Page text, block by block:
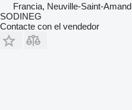
Francia, Neuville-Saint-Amand
SODINEG
Contacte con el vendedor